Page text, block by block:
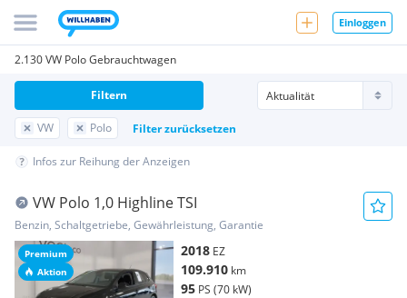
Einloggen
2.130 VW Polo Gebrauchtwagen
VW Polo Filter zurücksetzen
Filtern
Infos zur Reihung der Anzeigen
Premium
Aktion
VW Polo 1,0 Highline TSI
Benzin, Schaltgetriebe, Gewährleistung, Garantie
2018 EZ
109.910 km
95 PS (70 kW)